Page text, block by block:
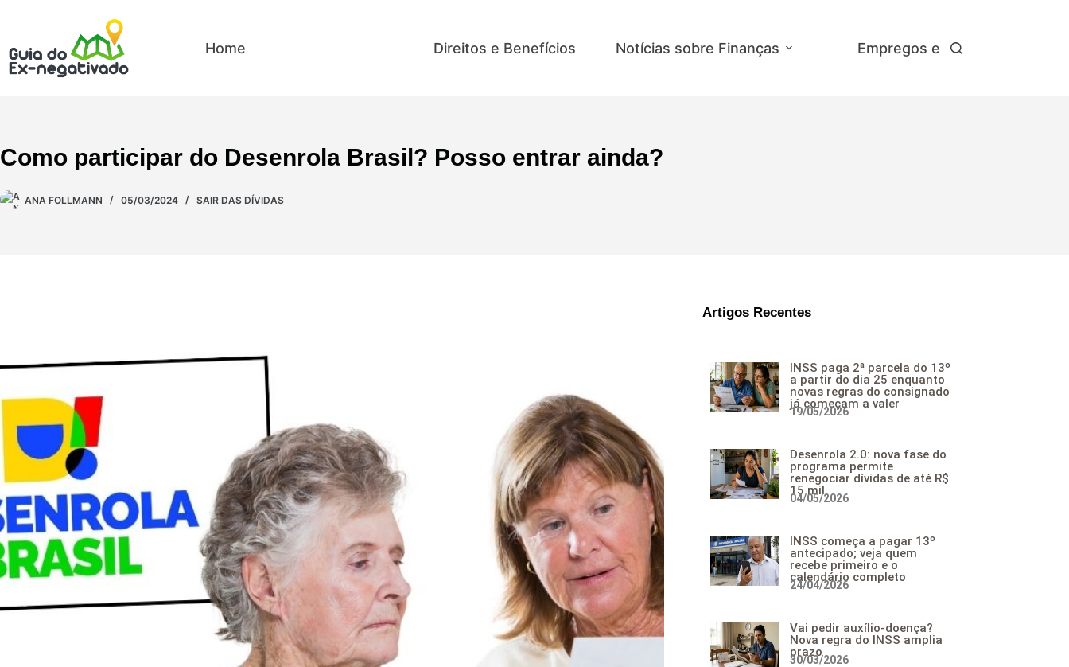
Home Direitos e Benefícios Notícias sobre Finanças Empregos e Concursos
Como participar do Desenrola Brasil? Posso entrar ainda?
ANA FOLLMANN 05/03/2024 SAIR DAS DÍVIDAS
Artigos Recentes
INSS paga 2ª parcela do 13º
a partir do dia 25 enquanto
novas regras do consignado
já começam a valer
19/05/2026
Desenrola 2.0: nova fase do
programa permite
renegociar dívidas de até R$
15 mil
04/05/2026
INSS começa a pagar 13º
antecipado; veja quem
recebe primeiro e o
calendário completo
24/04/2026
Vai pedir auxílio-doença?
Nova regra do INSS amplia
prazo
30/03/2026